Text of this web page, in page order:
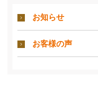
お知らせ
お客様の声